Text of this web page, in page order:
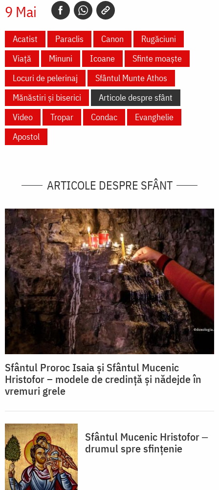
9 Mai
Acatist Paraclis Canon
Rugăciuni
Viață
Minuni Icoane
Sfinte moaște
Locuri de pelerinaj
Sfântul Munte Athos
Mănăstiri și biserici
Articole despre sfânt
Video
Tropar Condac
Evanghelie
Apostol
ARTICOLE DESPRE SFÂNT
Sfântul Proroc Isaia și Sfântul Mucenic
Hristofor – modele de credință și nădejde în
vremuri grele
Sfântul Mucenic Hristofor ‒
drumul spre sfințenie